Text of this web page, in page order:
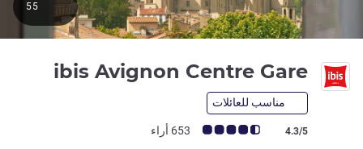
ibis Avignon Centre Gare
مناسب للعائلات
ملاحظة أراء العملاء (رأي ALL)
4.3/5 653 أراء
55